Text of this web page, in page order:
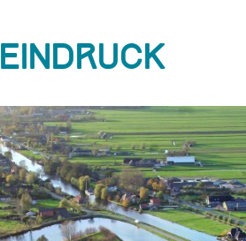
Eindruck